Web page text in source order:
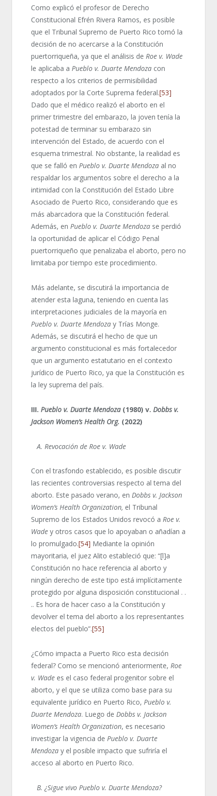
Como explicó el profesor de Derecho
Constitucional Efrén Rivera Ramos, es posible
que el Tribunal Supremo de Puerto Rico tomó la
decisión de no acercarse a la Constitución
puertorriqueña, ya que el análisis de Roe v. Wade
le aplicaba a Pueblo v. Duarte Mendozacon
respecto a los criterios de permisibilidad
adoptados por la Corte Suprema federal.[53]
Dado que el médico realizó el aborto en el
primer trimestre del embarazo, la joven tenía la
potestad de terminar su embarazo sin
intervención del Estado, de acuerdo con el
esquema trimestral. No obstante, la realidad es
que se falló en Pueblo v. Duarte Mendozaal no
respaldar los argumentos sobre el derecho a la
intimidad con la Constitución del Estado Libre
Asociado de Puerto Rico, considerando que es
más abarcadora que la Constitución federal.
Además, en Pueblo v. Duarte Mendozase perdió
la oportunidad de aplicar el Código Penal
puertorriqueño que penalizaba el aborto, pero no
limitaba por tiempo este procedimiento.
Más adelante, se discutirá la importancia de
atender esta laguna, teniendo en cuenta las
interpretaciones judiciales de la mayoría en
Pueblo v. Duarte Mendozay Trías Monge.
Además, se discutirá el hecho de que un
argumento constitucional es más fortalecedor
que un argumento estatutario en el contexto
jurídico de Puerto Rico, ya que la Constitución es
la ley suprema del país.
III. Pueblo v. Duarte Mendoza(1980) v. Dobbsv.
Jackson Women’s Health Org. (2022)
A. Revocación de Roe v. Wade
Con el trasfondo establecido, es posible discutir
las recientes controversias respecto al tema del
aborto. Este pasado verano, en Dobbs v. Jackson
Women’s Health Organization, el Tribunal
Supremo de los Estados Unidos revocó a Roev.
Wadey otros casos que lo apoyaban o añadían a
lo promulgado.[54] Mediante la opinión
mayoritaria, el juez Alito estableció que: “[l]a
Constitución no hace referencia al aborto y
ningún derecho de este tipo está implícitamente
protegido por alguna disposición constitucional . .
.. Es hora de hacer caso a la Constitución y
devolver el tema del aborto a los representantes
electos del pueblo”.[55]
¿Cómo impacta a Puerto Rico esta decisión
federal? Como se mencionó anteriormente, Roe
v. Wadees el caso federal progenitor sobre el
aborto, y el que se utiliza como base para su
equivalente jurídico en Puerto Rico, Pueblo v.
Duarte Mendoza. Luego de Dobbs v. Jackson
Women’s Health Organization, es necesario
investigar la vigencia de Pueblo v. Duarte
Mendozay el posible impacto que sufriría el
acceso al aborto en Puerto Rico.
B. ¿Sigue vivo Pueblo v. Duarte Mendoza?